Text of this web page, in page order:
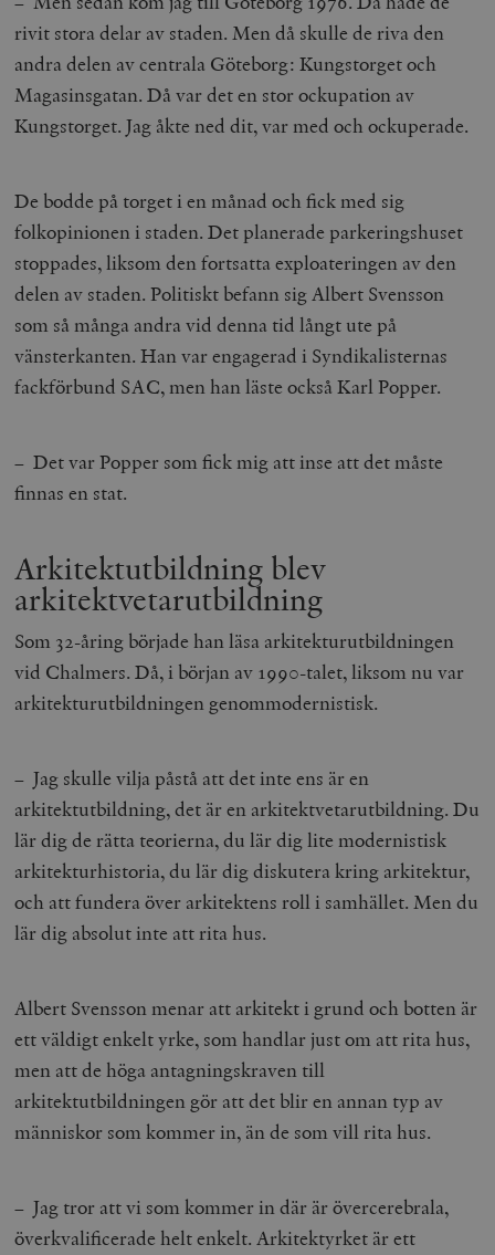
rivit stora delar av staden. Men då skulle de riva den
andra delen av centrala Göteborg: Kungstorget och
Magasinsgatan. Då var det en stor ockupation av
Kungstorget. Jag åkte ned dit, var med och ockuperade.
De bodde på torget i en månad och fick med sig
folkopinionen i staden. Det planerade parkeringshuset
stoppades, liksom den fortsatta exploateringen av den
delen av staden. Politiskt befann sig Albert Svensson
som så många andra vid denna tid långt ute på
vänsterkanten. Han var engagerad i Syndikalisternas
fackförbund SAC, men han läste också Karl Popper.
– Det var Popper som fick mig att inse att det måste
finnas en stat.
Arkitektutbildning blev
arkitektvetarutbildning
Som 32-åring började han läsa arkitekturutbildningen
vid Chalmers. Då, i början av 1990-talet, liksom nu var
arkitekturutbildningen genommodernistisk.
– Jag skulle vilja påstå att det inte ens är en
arkitektutbildning, det är en arkitektvetarutbildning. Du
lär dig de rätta teorierna, du lär dig lite modernistisk
arkitekturhistoria, du lär dig diskutera kring arkitektur,
och att fundera över arkitektens roll i samhället. Men du
lär dig absolut inte att rita hus.
Albert Svensson menar att arkitekt i grund och botten är
ett väldigt enkelt yrke, som handlar just om att rita hus,
men att de höga antagningskraven till
arkitektutbildningen gör att det blir en annan typ av
människor som kommer in, än de som vill rita hus.
– Jag tror att vi som kommer in där är övercerebrala,
överkvalificerade helt enkelt. Arkitektyrket är ett